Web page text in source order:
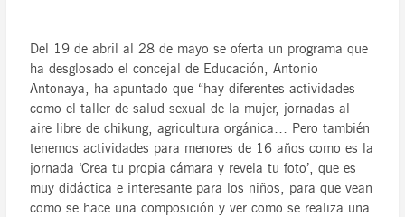
Del 19 de abril al 28 de mayo se oferta un programa que
ha desglosado el concejal de Educación, Antonio
Antonaya, ha apuntado que “hay diferentes actividades
como el taller de salud sexual de la mujer, jornadas al
aire libre de chikung, agricultura orgánica… Pero también
tenemos actividades para menores de 16 años como es la
jornada ‘Crea tu propia cámara y revela tu foto’, que es
muy didáctica e interesante para los niños, para que vean
como se hace una composición y ver como se realiza una